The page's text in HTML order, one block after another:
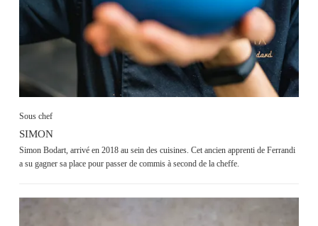
Sous chef
SIMON
Simon Bodart, arrivé en 2018 au sein des cuisines. Cet ancien apprenti de Ferrandi
a su gagner sa place pour passer de commis à second de la cheffe.